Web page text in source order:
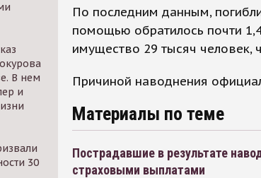
В нем
и
30
По последним данным,
помощью обратилось почти
имущество 29 тысяч человек,
Причиной наводнения
Материалы по теме
Пострадавшие в результате
страховыми выплатами